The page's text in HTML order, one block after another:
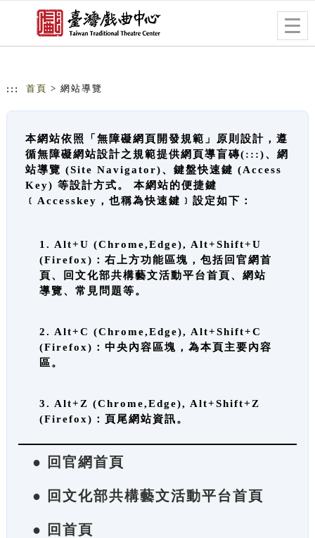
跳到主要內容
網站導覽
::: 首頁 > 網站導覽
本網站依照「無障礙網頁開發規範」原則設計，遵
循無障礙網站設計之規範提供網頁導盲磚(:::)、網
站導覽 (Site Navigator)、鍵盤快速鍵 (Access
Key) 等設計方式。 本網站的便捷鍵
﹝Accesskey，也稱為快速鍵﹞設定如下：
1. Alt+U (Chrome,Edge), Alt+Shift+U
(Firefox)：右上方功能區塊，包括回官網首
頁、回文化部共構藝文活動平台首頁、網站
導覽、常見問題等。
2. Alt+C (Chrome,Edge), Alt+Shift+C
(Firefox)：中央內容區塊，為本頁主要內容
區。
3. Alt+Z (Chrome,Edge), Alt+Shift+Z
(Firefox)：頁尾網站資訊。
● 回官網首頁
● 回文化部共構藝文活動平台首頁
● 回首頁